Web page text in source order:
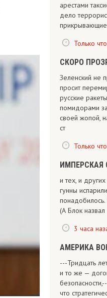
арестами
дело
Только что
СКОРО
Зеленский не
просит
русские
помидорами
своей жопой,
ст
Только что
ИМПЕРСКАЯ
и тех, и
гунны
(А Блок
3 часа
АМЕРИКА
---Тридцать
и то же —
что